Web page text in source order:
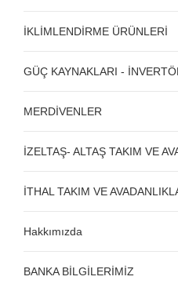
İKLİMLENDİRME ÜRÜNLERİ
GÜÇ KAYNAKLARI -
MERDİVENLER
İZELTAŞ- ALTAŞ TAKIM VE
İTHAL TAKIM VE
Hakkımızda
BANKA BİLGİLERİMİZ